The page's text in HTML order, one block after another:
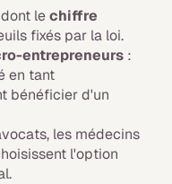
lechiffre
fixés par la loi.
entrepreneurs :
en tant
bénéficier d'un
les médecins
l'option